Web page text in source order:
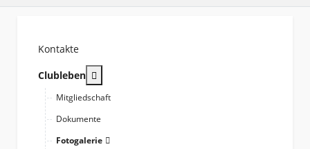
Kontakte
Clubleben
Mitgliedschaft
Dokumente
Fotogalerie